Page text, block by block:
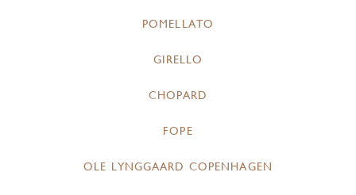
POMELLATO
GIRELLO
CHOPARD
FOPE
OLE LYNGGAARD COPENHAGEN